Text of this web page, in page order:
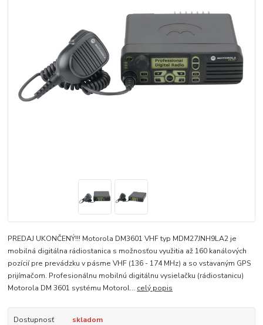
PREDAJ UKONČENÝ!!! Motorola DM3601 VHF typ MDM27JNH9LA2 je
mobilná digitálna rádiostanica s možnosťou využitia až 160 kanálových
pozícií pre prevádzku v pásme VHF (136 - 174 MHz) a so vstavaným GPS
prijímačom. Profesionálnu mobilnú digitálnu vysielačku (rádiostanicu)
Motorola DM 3601 systému Motorol... celý popis
Dostupnosť skladom